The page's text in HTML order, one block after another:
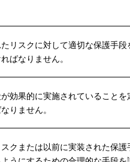
リスクに対して適切な保護手
ばなりません。
効果的に実施されていること
りません。
クまたは以前に実装された保